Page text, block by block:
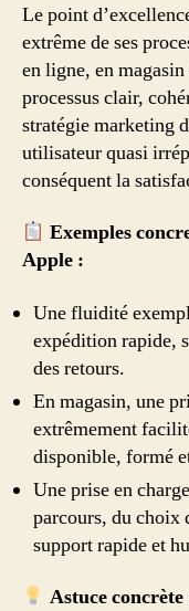
Le point
extrême de ses
en ligne, en
processus clair,
stratégie marketing
utilisateur quasi
conséquent la
Exemples
Apple :
Une fluidité
expédition rapide,
des retours.
En magasin, une
extrêmement
disponible, formé
Une prise en
parcours, du choix
support rapide et
Astuce concrète